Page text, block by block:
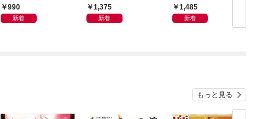
ン体質
990
新着
良の友」の進化
1,375
新着
から1,485
新着
もっと見る